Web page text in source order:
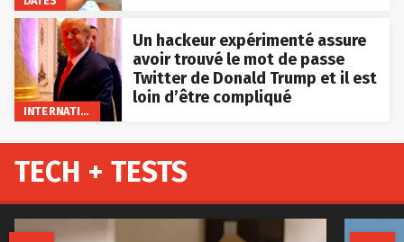
INTERNATIONAL
Un hackeur expérimenté assure
avoir trouvé le mot de passe
Twitter de Donald Trump et il est
loin d’être compliqué
TECH + TESTS